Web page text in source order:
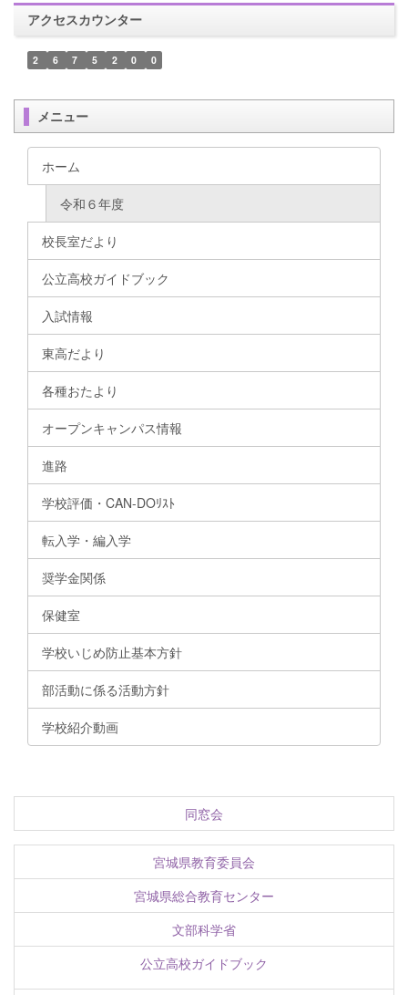
アクセスカウンター
2 6 7 5 2 0 0
メニュー
ホーム
令和６年度
校長室だより
公立高校ガイドブック
入試情報
東高だより
各種おたより
オープンキャンパス情報
進路
学校評価・CAN-DOﾘｽﾄ
転入学・編入学
奨学金関係
保健室
学校いじめ防止基本方針
部活動に係る活動方針
学校紹介動画
同窓会
宮城県教育委員会
宮城県総合教育センター
文部科学省
公立高校ガイドブック